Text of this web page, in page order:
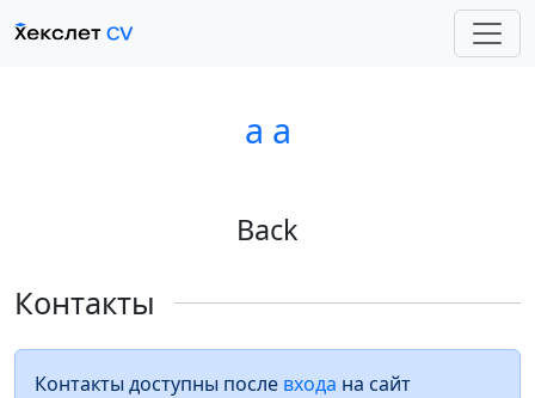
a a
Back
Контакты
Контакты доступны после входа на сайт